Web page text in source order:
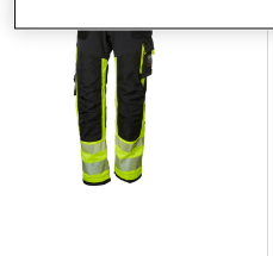
Företagsprofilering
Movab